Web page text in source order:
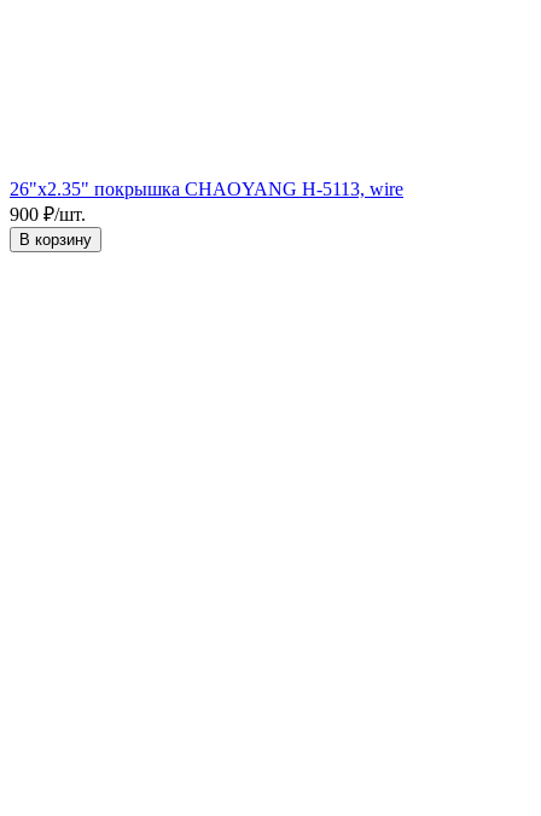
26"x2.35" покрышка CHAOYANG H-5113, wire
900 ₽/шт.
В корзину